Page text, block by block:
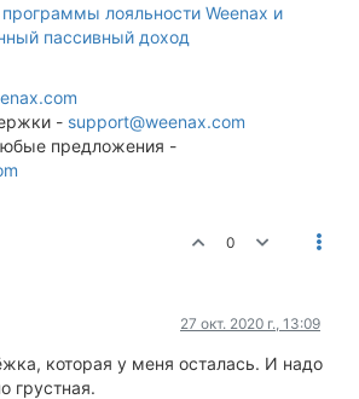
лояльности Weenax и
пассивный доход
- support@weenax.com
предложения -
0
27 окт. 2020 г., 13:09
которая у меня осталась. И надо
грустная.